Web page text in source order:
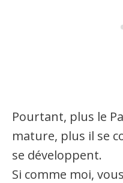
Pourtant, plus le
mature, plus il se
se développent.
Si comme moi,